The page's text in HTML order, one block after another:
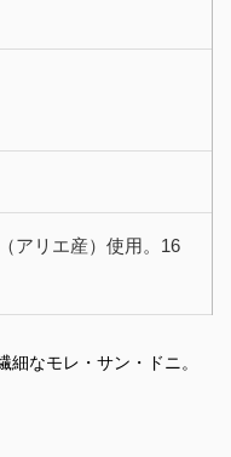
アリエ産）使用。16
なモレ・サン・ドニ。